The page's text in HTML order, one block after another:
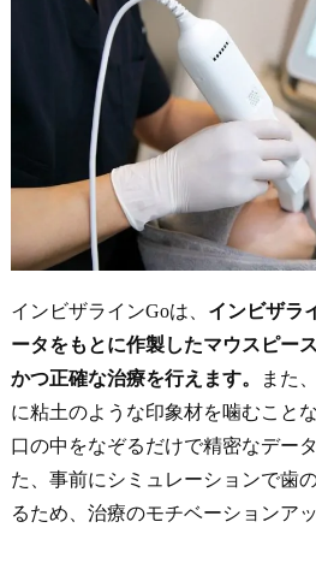
インビザラインGoは、 インビザラ
ータをもとに作製したマウスピー
かつ正確な治療を行えます。
また
に粘土のような印象材を噛むこと
口の中をなぞるだけで精密なデー
た、事前にシミュレーションで歯
るため、治療のモチベーションア